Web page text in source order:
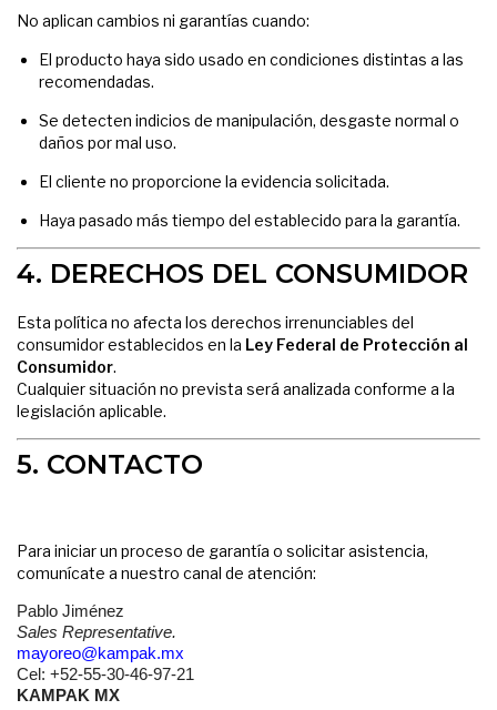
No aplican cambios ni garantías cuando:
El producto haya sido usado en condiciones distintas a las
recomendadas.
Se detecten indicios de manipulación, desgaste normal o
daños por mal uso.
El cliente no proporcione la evidencia solicitada.
Haya pasado más tiempo del establecido para la garantía.
4. DERECHOS DEL CONSUMIDOR
Esta política no afecta los derechos irrenunciables del
consumidor establecidos en la Ley Federal de Protección al
Consumidor.
Cualquier situación no prevista será analizada conforme a la
legislación aplicable.
5. CONTACTO
Para iniciar un proceso de garantía o solicitar asistencia,
comunícate a nuestro canal de atención:
Pablo Jiménez
Sales Representative.
mayoreo@kampak.mx
Cel: +52-55-30-46-97-21
KAMPAK MX